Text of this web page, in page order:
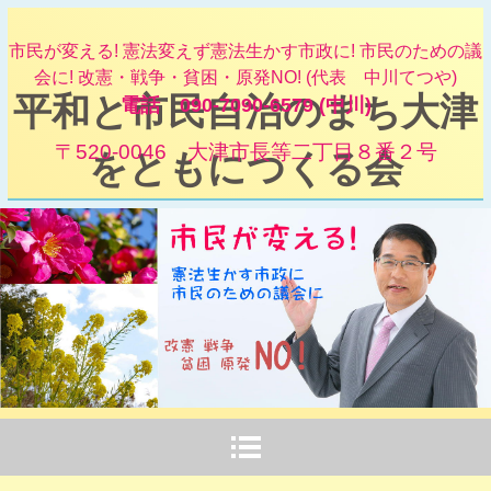
平和と市民自治のまち大津
をともにつくる会
市民が変える! 憲法変えず憲法生かす市政に! 市民のための議
会に! 改憲・戦争・貧困・原発NO! (代表 中川てつや)
電話 090-7090-6579 (中川)
〒520-0046 大津市長等二丁目８番２号